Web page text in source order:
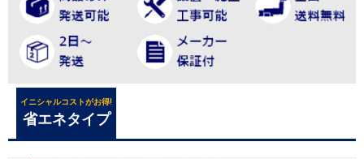
イニシャルコストがお得!
省エネタイプ